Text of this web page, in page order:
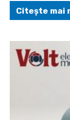
Citește mai